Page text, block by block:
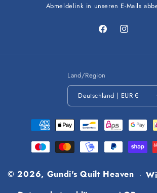
Abmeldelink in unseren E-Mails
FacebookInstagram
Land/Region
Deutschland | EUR €
Zahlungsmethoden
© 2026, Gundi's Quilt Heaven